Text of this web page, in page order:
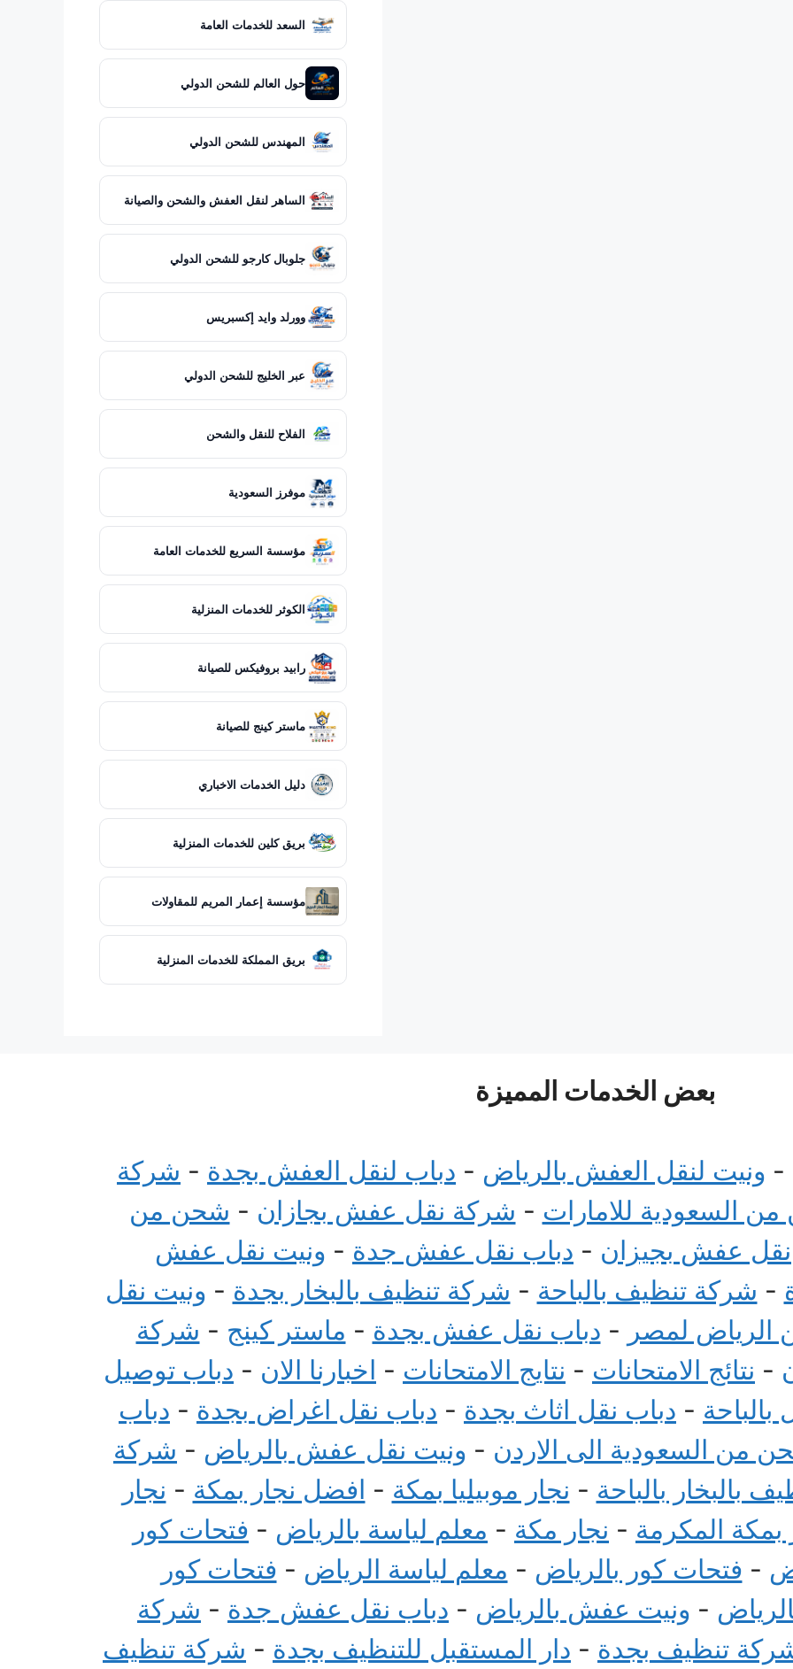
السعد للخدمات العامة
حول العالم للشحن الدولي
المهندس للشحن الدولي
الساهر لنقل العفش والشحن والصيانة
جلوبال كارجو للشحن الدولي
وورلد وايد إكسبريس
عبر الخليج للشحن الدولي
الفلاح للنقل والشحن
موفرز السعودية
مؤسسة السريع للخدمات العامة
الكوثر للخدمات المنزلية
رابيد بروفيكس للصيانة
ماستر كينج للصيانة
دليل الخدمات الاخباري
بريق كلين للخدمات المنزلية
مؤسسة إعمار المريم للمقاولات
بريق المملكة للخدمات المنزلية
بعض الخدمات المميزة
- ونيت لنقل العفش بالرياض - دباب لنقل العفش بجدة - شركة
السعودية للامارات - شركة نقل عفش بجازان - شحن من
نقل عفش بجيزان - دباب نقل عفش جدة - ونيت نقل عفش
- شركة تنظيف بالباحة - شركة تنظيف بالبخار بجدة - ونيت نقل
لمصر - دباب نقل عفش بجدة - ماستر كينج - شركة
- نتائج الامتحانات - نتايج الامتحانات - اخبارنا الان - دباب توصيل
- دباب نقل اثاث بجدة - دباب نقل اغراض بجدة - دباب
من السعودية الى الاردن - ونيت نقل عفش بالرياض - شركة
بالبخار بالباحة - نجار موبيليا بمكة - افضل نجار بمكة - نجار
المكرمة - نجار مكة - معلم لياسة بالرياض - فتحات كور
- فتحات كور بالرياض - معلم لياسة الرياض - فتحات كور
- ونيت عفش بالرياض - دباب نقل عفش جدة - شركة
تنظيف بجدة - دار المستقبل للتنظيف بجدة - شركة تنظيف